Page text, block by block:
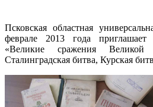
Псковская областная
феврале 2013 года
«Великие сражения Великой
Сталинградская битва, Курская